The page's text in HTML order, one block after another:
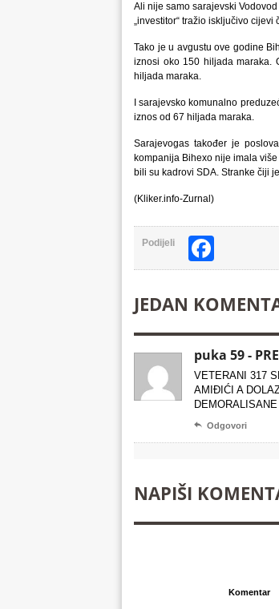
Ali nije samo sarajevski
„investitor“ tražio isključivo
Tako je u avgustu ove godine
iznosi oko 150 hiljada maraka.
hiljada maraka.
I sarajevsko komunalno
iznos od 67 hiljada maraka.
Sarajevogas također je
kompanija Bihexo nije imala
bili su kadrovi SDA. Stranke čiji
(Kliker.info-Zurnal)
Podijeli
JEDAN
puka 59 -
VETERANI 317
AMIĐIĆI A
 Odgovori
NAPIŠI
Komentar